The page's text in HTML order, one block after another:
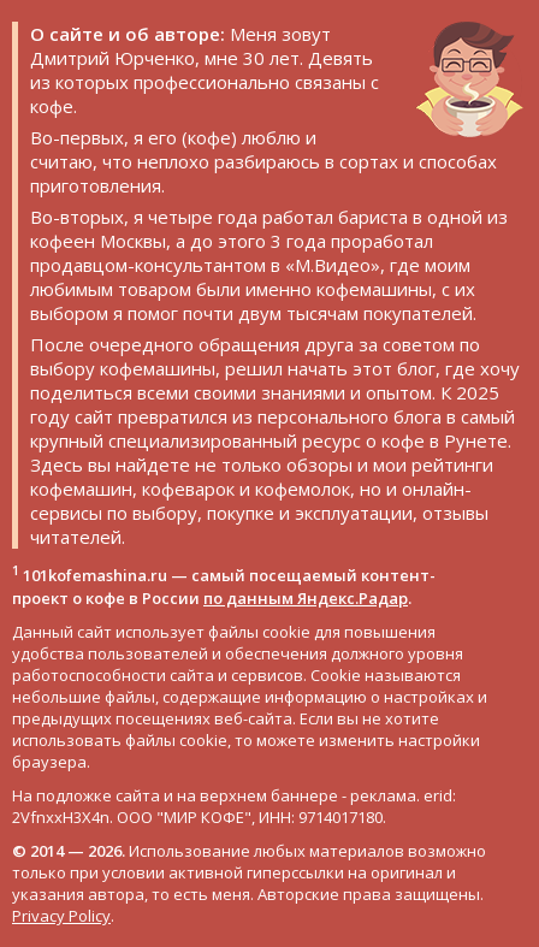
О сайте и об авторе: Меня зовут
Дмитрий Юрченко, мне 30 лет. Девять
из которых профессионально связаны с
кофе.
Во-первых, я его (кофе) люблю и
считаю, что неплохо разбираюсь в сортах и способах
приготовления.
Во-вторых, я четыре года работал бариста в одной из
кофеен Москвы, а до этого 3 года проработал
продавцом-консультантом в «М.Видео», где моим
любимым товаром были именно кофемашины, с их
выбором я помог почти двум тысячам покупателей.
После очередного обращения друга за советом по
выбору кофемашины, решил начать этот блог, где хочу
поделиться всеми своими знаниями и опытом. К 2025
году сайт превратился из персонального блога в самый
крупный специализированный ресурс о кофе в Рунете.
Здесь вы найдете не только обзоры и мои рейтинги
кофемашин, кофеварок и кофемолок, но и онлайн-
сервисы по выбору, покупке и эксплуатации, отзывы
читателей.
1 101kofemashina.ru — самый посещаемый контент-
проект о кофе в России по данным Яндекс.Радар.
Данный сайт использует файлы cookie для повышения
удобства пользователей и обеспечения должного уровня
работоспособности сайта и сервисов. Cookie называются
небольшие файлы, содержащие информацию о настройках и
предыдущих посещениях веб-сайта. Если вы не хотите
использовать файлы cookie, то можете изменить настройки
браузера.
На подложке сайта и на верхнем баннере - реклама. erid:
2VfnxxH3X4n. ООО "МИР КОФЕ", ИНН: 9714017180.
© 2014 — 2026.Использование любых материалов возможно
только при условии активной гиперссылки на оригинал и
указания автора, то есть меня. Авторские права защищены.
Privacy Policy.